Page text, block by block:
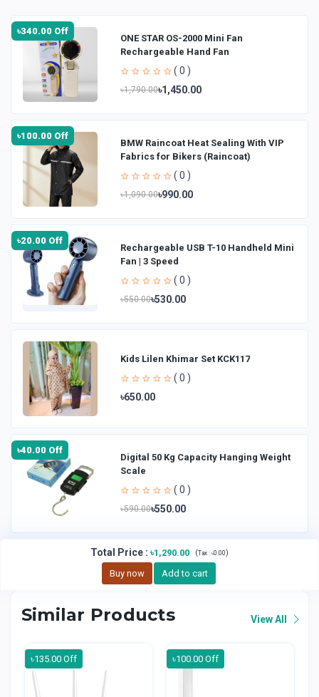
৳340.00 Off
ONE STAR OS-2000 Mini Fan
Rechargeable Hand Fan
( 0 )
৳1,790.00৳1,450.00
৳100.00 Off
BMW Raincoat Heat Sealing With VIP
Fabrics for Bikers (Raincoat)
( 0 )
৳1,090.00৳990.00
৳20.00 Off
Rechargeable USB T-10 Handheld Mini
Fan | 3 Speed
( 0 )
৳550.00৳530.00
Kids Lilen Khimar Set KCK117
( 0 )
৳650.00
৳40.00 Off
Digital 50 Kg Capacity Hanging Weight
Scale
( 0 )
৳590.00৳550.00
Total Price : ৳1,290.00 (Tax : ৳0.00)
Buy now Add to cart
Similar Products View All
৳135.00 Off ৳100.00 Off